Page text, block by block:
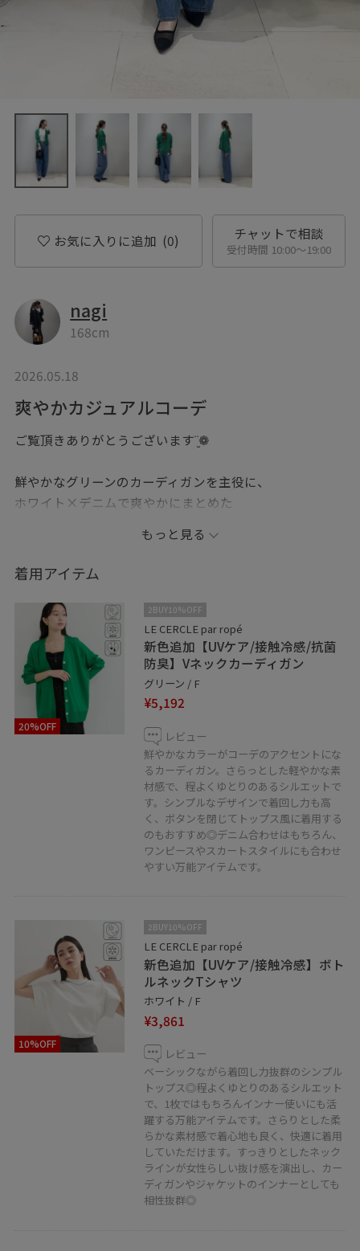
お気に入りに追加 (0) チャットで相談
受付時間 10:00〜19:00
nagi
168cm
2026.05.18
爽やかカジュアルコーデ
ご覧頂きありがとうございます¨̮❁
鮮やかなグリーンのカーディガンを主役に、
ホワイト×デニムで爽やかにまとめた
カジュアルすぎない上品な印象に◎
春夏のお出かけにもぴったりな、シンプルながら
華やかさのあるコーデです！
是非、チェックしてみてください♬.*ﾟ
もっと見る
着用アイテム
20%OFF
2BUY10%OFF
LE CERCLE par ropé
新色追加【UVケア/接触冷感/抗菌
防臭】Vネックカーディガン
グリーン / F
¥5,192
レビュー
鮮やかなカラーがコーデのアクセントにな
るカーディガン。さらっとした軽やかな素
材感で、程よくゆとりのあるシルエットで
す。シンプルなデザインで着回し力も高
く、ボタンを閉じてトップス風に着用する
のもおすすめ◎デニム合わせはもちろん、
ワンピースやスカートスタイルにも合わせ
やすい万能アイテムです。
10%OFF
2BUY10%OFF
LE CERCLE par ropé
新色追加【UVケア/接触冷感】ボト
ルネックTシャツ
ホワイト / F
¥3,861
レビュー
ベーシックながら着回し力抜群のシンプル
トップス◎程よくゆとりのあるシルエット
で、1枚ではもちろんインナー使いにも活
躍する万能アイテムです。さらりとした柔
らかな素材感で着心地も良く、快適に着用
していただけます。すっきりとしたネック
ラインが女性らしい抜け感を演出し、カー
ディガンやジャケットのインナーとしても
相性抜群◎